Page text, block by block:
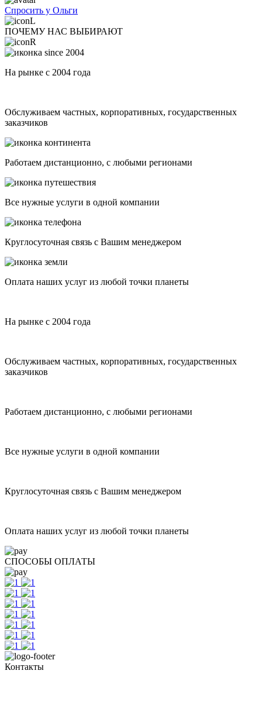
Спросить у Ольги
ПОЧЕМУ НАС ВЫБИРАЮТ
На рынке с 2004 года
Обслуживаем частных, корпоративных, государственных
заказчиков
Работаем дистанционно, с любыми регионами
Все нужные услуги в одной компании
Круглосуточная связь с Вашим менеджером
Оплата наших услуг из любой точки планеты
На рынке с 2004 года
Обслуживаем частных, корпоративных, государственных
заказчиков
Работаем дистанционно, с любыми регионами
Все нужные услуги в одной компании
Круглосуточная связь с Вашим менеджером
Оплата наших услуг из любой точки планеты
СПОСОБЫ ОПЛАТЫ
Контакты